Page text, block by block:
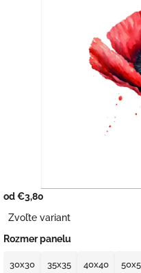
od€3,80
cena:
Zvoľte variant
Rozmer panelu
30x30 35x35 40x40